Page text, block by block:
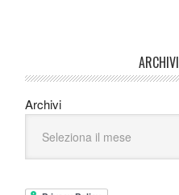
ARCHIVI
Archivi